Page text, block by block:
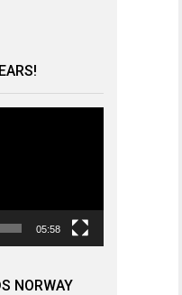
05:58
NORWAY